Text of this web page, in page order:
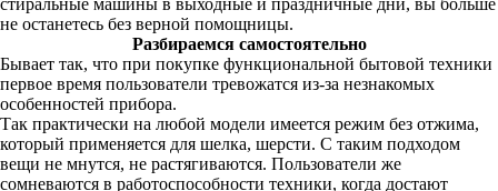
стиральные машины в выходные и праздничные дни, вы больше
не останетесь без верной помощницы.
Разбираемся самостоятельно
Бывает так, что при покупке функциональной бытовой техники
первое время пользователи тревожатся из-за незнакомых
особенностей прибора.
Так практически на любой модели имеется режим без отжима,
который применяется для шелка, шерсти. С таким подходом
вещи не мнутся, не растягиваются. Пользователи же
сомневаются в работоспособности техники, когда достают